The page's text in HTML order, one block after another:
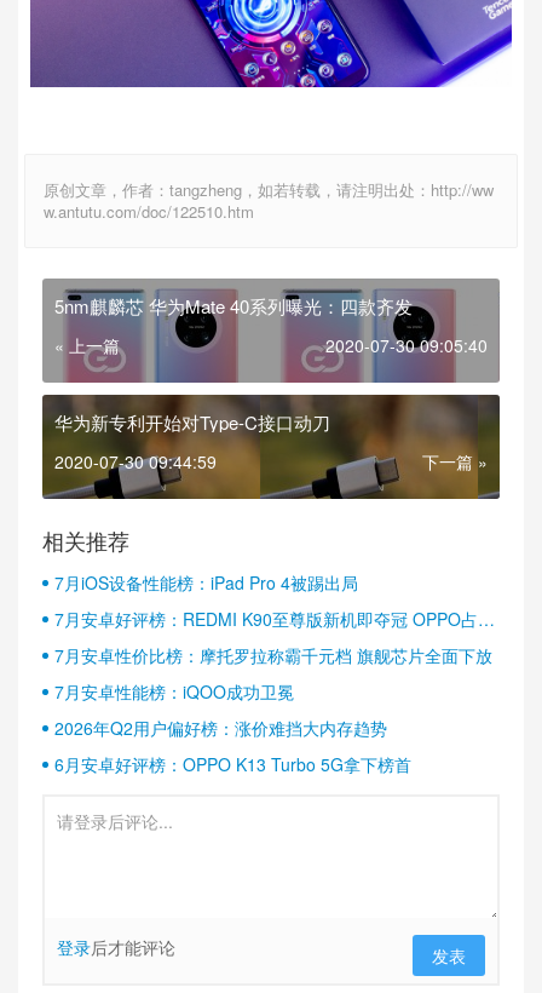
原创文章，作者：tangzheng，如若转载，请注明出处：http://ww
w.antutu.com/doc/122510.htm
5nm麒麟芯 华为Mate 40系列曝光：四款齐发
« 上一篇 2020-07-30 09:05:40
华为新专利开始对Type-C接口动刀
2020-07-30 09:44:59 下一篇 »
相关推荐
7月iOS设备性能榜：iPad Pro 4被踢出局
7月安卓好评榜：REDMI K90至尊版新机即夺冠 OPPO占据
半壁江山
7月安卓性价比榜：摩托罗拉称霸千元档 旗舰芯片全面下放
7月安卓性能榜：iQOO成功卫冕
2026年Q2用户偏好榜：涨价难挡大内存趋势
6月安卓好评榜：OPPO K13 Turbo 5G拿下榜首
登录后才能评论 发表